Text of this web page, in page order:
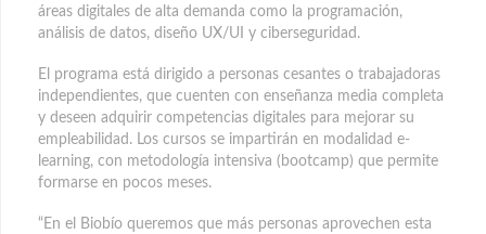
áreas digitales de alta demanda como la programación,
análisis de datos, diseño UX/UI y ciberseguridad.
El programa está dirigido a personas cesantes o trabajadoras
independientes, que cuenten con enseñanza media completa
y deseen adquirir competencias digitales para mejorar su
empleabilidad. Los cursos se impartirán en modalidad e-
learning, con metodología intensiva (bootcamp) que permite
formarse en pocos meses.
“En el Biobío queremos que más personas aprovechen esta